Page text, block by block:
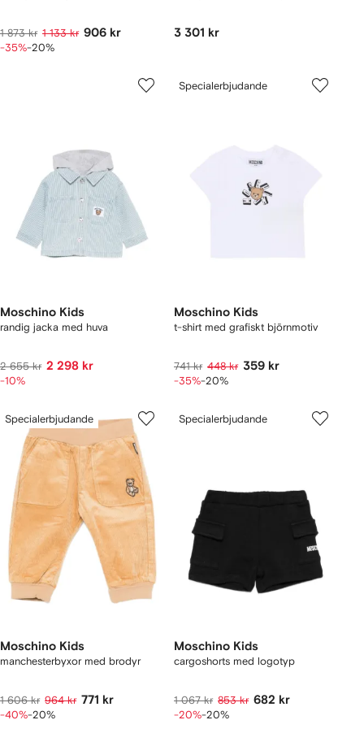
1 873 kr 1 133 kr 906 kr
-35%-20%
3 301 kr
Moschino Kids
randig jacka med huva
2 655 kr 2 298 kr
-10%
Specialerbjudande
Moschino Kids
t-shirt med grafiskt björnmotiv
741 kr 448 kr 359 kr
-35%-20%
Specialerbjudande
Moschino Kids
manchesterbyxor med brodyr
1 606 kr 964 kr 771 kr
-40%-20%
Specialerbjudande
Moschino Kids
cargoshorts med logotyp
1 067 kr 853 kr 682 kr
-20%-20%